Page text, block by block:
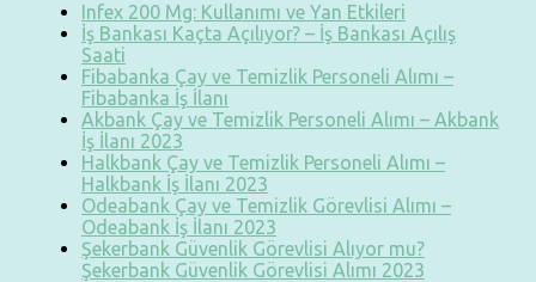
Infex 200 Mg: Kullanımı ve Yan Etkileri
İş Bankası Kaçta Açılıyor? – İş Bankası Açılış
Saati
Fibabanka Çay ve Temizlik Personeli Alımı –
Fibabanka İş İlanı
Akbank Çay ve Temizlik Personeli Alımı – Akbank
İş İlanı 2023
Halkbank Çay ve Temizlik Personeli Alımı –
Halkbank İş İlanı 2023
Odeabank Çay ve Temizlik Görevlisi Alımı –
Odeabank İş İlanı 2023
Şekerbank Güvenlik Görevlisi Alıyor mu?
Şekerbank Güvenlik Görevlisi Alımı 2023